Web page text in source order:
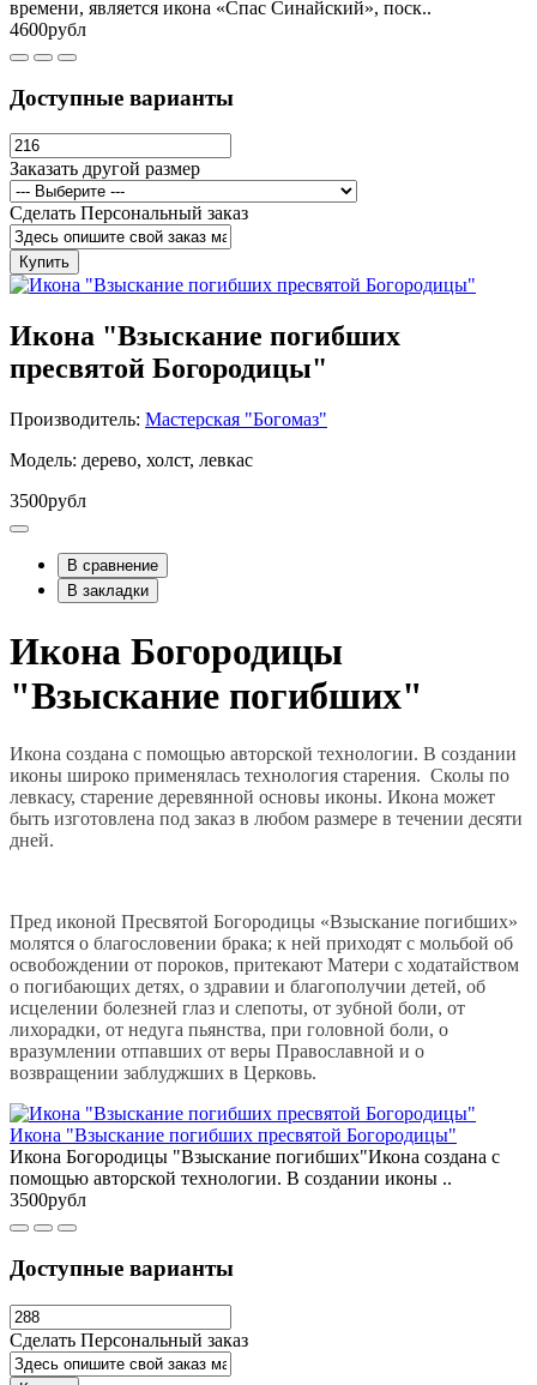
времени, является икона «Спас Синайский», поск..
4600рубл
Доступные варианты
Заказать другой размер
Сделать Персональный заказ
Купить
Икона "Взыскание погибших
пресвятой Богородицы"
Производитель: Мастерская "Богомаз"
Модель: дерево, холст, левкас
3500рубл
В сравнение
В закладки
Икона Богородицы
"Взыскание погибших"
Икона создана с помощью авторской технологии. В создании
иконы широко применялась технология старения. Сколы по
левкасу, старение деревянной основы иконы. Икона может
быть изготовлена под заказ в любом размере в течении десяти
дней.
Пред иконой Пресвятой Богородицы «Взыскание погибших»
молятся о благословении брака; к ней приходят с мольбой об
освобождении от пороков, притекают Матери с ходатайством
о погибающих детях, о здравии и благополучии детей, об
исцелении болезней глаз и слепоты, от зубной боли, от
лихорадки, от недуга пьянства, при головной боли, о
вразумлении отпавших от веры Православной и о
возвращении заблуджших в Церковь.
Икона "Взыскание погибших пресвятой Богородицы"
Икона Богородицы "Взыскание погибших"Икона создана с
помощью авторской технологии. В создании иконы ..
3500рубл
Доступные варианты
Сделать Персональный заказ